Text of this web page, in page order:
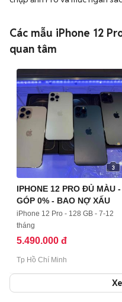
Các mẫu iPhone 12
quan tâm
3
IPHONE 12 PRO ĐỦ MÀU -
GÓP 0% - BAO NỢ XẤU
iPhone 12 Pro - 128 GB - 7-12
tháng
5.490.000 đ
Tp Hồ Chí Minh